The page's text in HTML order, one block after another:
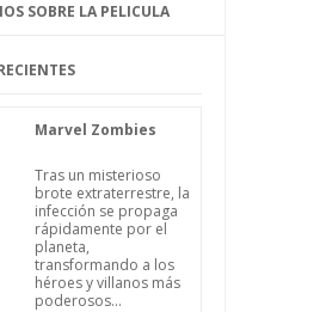
en Stull, lo que también
SOBRE LA PELICULA
Marvel Zombies
Tras un misterioso
brote extraterrestre, la
infección se propaga
rápidamente por el
planeta,
transformando a los
héroes y villanos más
poderosos...